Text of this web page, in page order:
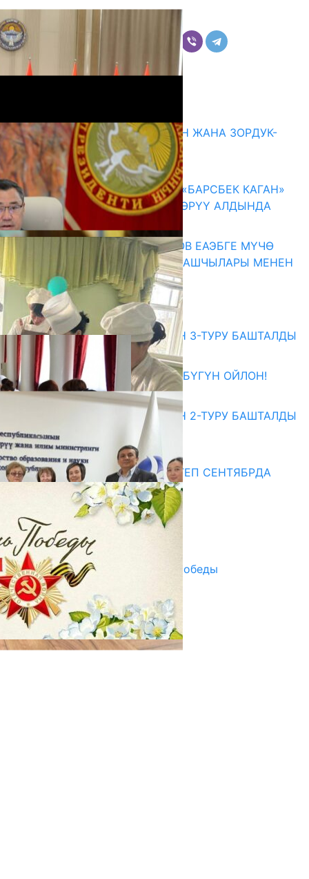
Комментарийлер
ГЕНДЕРДИК БАСМЫРЛООДОН ЖАНА ЗОРДУК-
ЗОМБУЛУКТАН КОРГОО
07.08.2026
КЫРГЫЗ ТАРЫХЫ ТАСМАДА: «БАРСБЕК КАГАН»
КӨРКӨМ ТАСМАСЫ ЖАРЫК КӨРҮҮ АЛДЫНДА
07.08.2026
ПРЕЗИДЕНТ САДЫР ЖАПАРОВ ЕАЭБГЕ МҮЧӨ
МАМЛЕКЕТТЕРДИН ӨКМӨТ БАШЧЫЛАРЫ МЕНЕН
ЖОЛУГУШТУ
07.08.2026
Абитуриент
ЖОЖДОРГО КАБЫЛ АЛУУНУН 3-ТУРУ БАШТАЛДЫ
27.07.2026
ӨЗҮҢДҮН КЕЛЕЧЕГИҢ ҮЧҮН БҮГҮН ОЙЛОН!
20.07.2026
ЖОЖДОРГО КАБЫЛ АЛУУНУН 2-ТУРУ БАШТАЛДЫ
20.07.2026
Медиа
СУЗАКТА 750 ОРУНДУУ МЕКТЕП СЕНТЯБРДА
ПАЙДАЛАНУУГА БЕРИЛЕТ
07.08.2025
Улуу Жеңиштин жандуу сөзү
29.04.2025
Награды в преддверии Дня Победы
29.04.2025